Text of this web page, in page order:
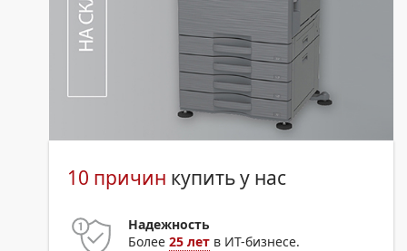
10 причин купить у нас
Надежность
Более25 лет в ИТ-бизнесе.